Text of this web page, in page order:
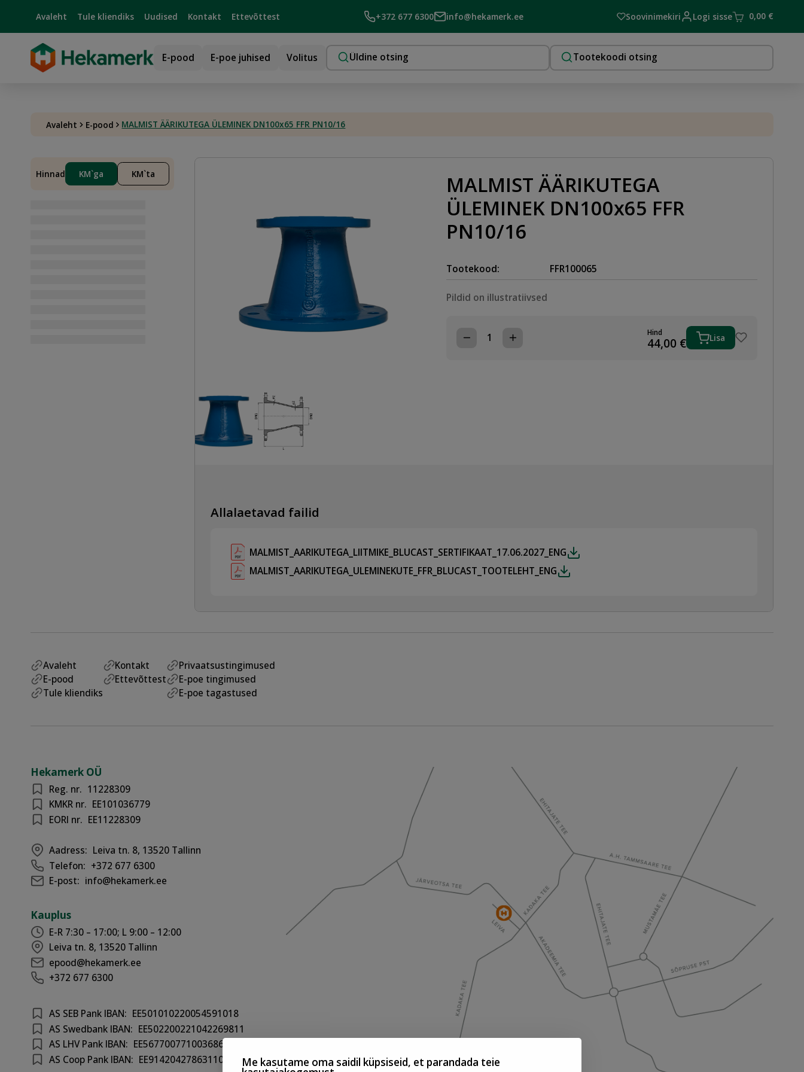
Me kasutame oma saidil küpsiseid, et parandada teie
Avaleht Tule kliendiks Uudised Kontakt Ettevõttest +372 677 6300 info@hekamerk.ee Soovinimekiri Logi sisse 0,00 €
E-pood E-poe juhised Volitus
Avaleht E-pood MALMIST ÄÄRIKUTEGA ÜLEMINEK DN100x65 FFR PN10/16
Hinnad KM`ga KM`ta
MALMIST ÄÄRIKUTEGA
ÜLEMINEK DN100x65 FFR
PN10/16
Tootekood: FFR100065
Pildid on illustratiivsed
MALMIST
Hind
44,00 € Lisa
Allalaetavad failid
MALMIST_AARIKUTEGA_LIITMIKE_BLUCAST_SERTIFIKAAT_17.06.2027_ENG
MALMIST_AARIKUTEGA_ULEMINEKUTE_FFR_BLUCAST_TOOTELEHT_ENG
Avaleht
E-pood
Tule kliendiks
Kontakt
Ettevõttest
Privaatsustingimused
E-poe tingimused
E-poe tagastused
Hekamerk OÜ
Reg. nr. 11228309
KMKR nr. EE101036779
EORI nr. EE11228309
Aadress: Leiva tn. 8, 13520 Tallinn
Telefon: +372 677 6300
E-post: info@hekamerk.ee
Kauplus
E-R 7:30 – 17:00; L 9:00 – 12:00
Leiva tn. 8, 13520 Tallinn
epood@hekamerk.ee
+372 677 6300
AS SEB Pank IBAN: EE501010220054591018
AS Swedbank IBAN: EE502200221042269811
AS LHV Pank IBAN: EE567700771003686417
AS Coop Pank IBAN: EE914204278631100301